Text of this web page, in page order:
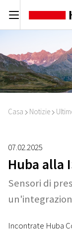
C
Casa I Notizie I
07.02.2025
Huba alla
Sensori di
Incontrate Huba